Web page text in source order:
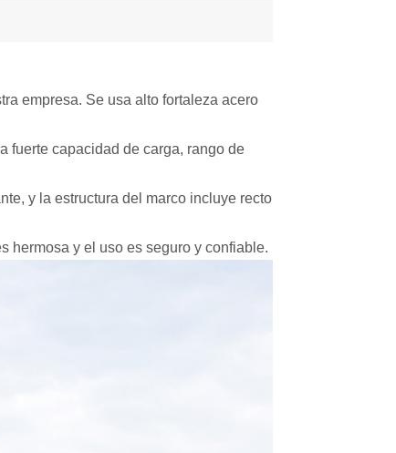
empresa. Se usa altofortaleza acero
fuerte capacidad de carga, rango de
y la estructura del marco incluye recto
hermosa y el uso es seguro y confiable.